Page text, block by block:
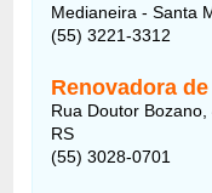
Medianeira - Santa
(55) 3221-3312
Renovadora
Rua Doutor
RS
(55) 3028-0701